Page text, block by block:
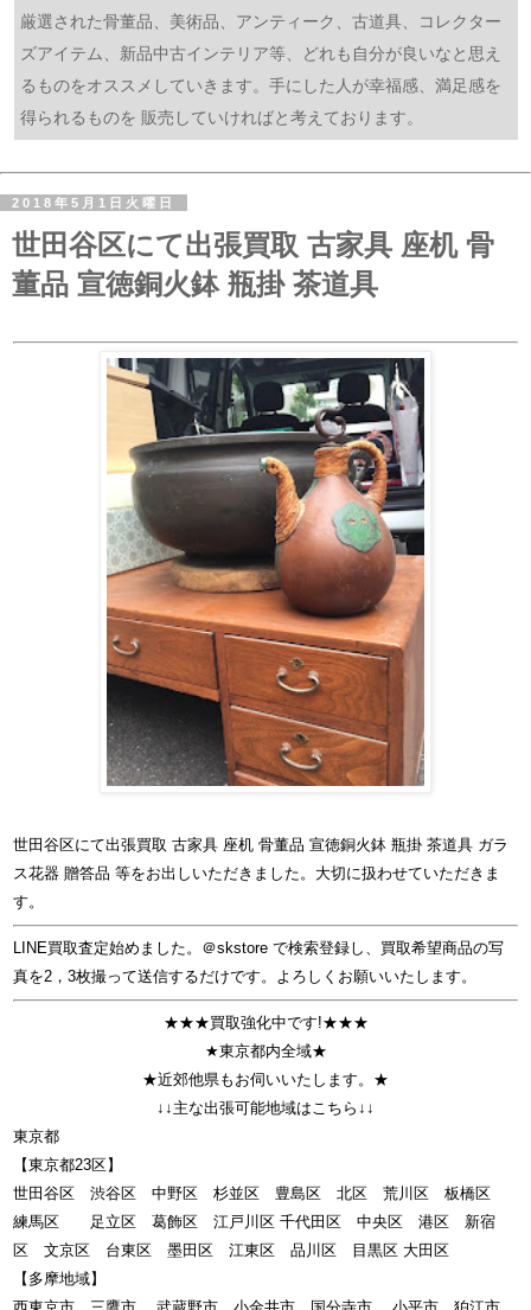
厳選された骨董品、美術品、アンティーク、古道具、コレクター
ズアイテム、新品中古インテリア等、どれも自分が良いなと思え
るものをオススメしていきます。手にした人が幸福感、満足感を
得られるものを 販売していければと考えております。
2018年5月1日火曜日
世田谷区にて出張買取 古家具 座机 骨
董品 宣徳銅火鉢 瓶掛 茶道具
世田谷区にて出張買取 古家具 座机 骨董品 宣徳銅火鉢 瓶掛 茶道具 ガラ
ス花器 贈答品 等をお出しいただきました。大切に扱わせていただきま
す。
LINE買取査定始めました。＠skstore で検索登録し、買取希望商品の写
真を2，3枚撮って送信するだけです。よろしくお願いいたします。
★★★買取強化中です!★★★
★東京都内全域★
★近郊他県もお伺いいたします。★
↓↓主な出張可能地域はこちら↓↓
東京都
【東京都23区】
世田谷区 渋谷区 中野区 杉並区 豊島区 北区 荒川区 板橋区
練馬区 足立区 葛飾区 江戸川区 千代田区 中央区 港区 新宿
区 文京区 台東区 墨田区 江東区 品川区 目黒区 大田区
【多摩地域】